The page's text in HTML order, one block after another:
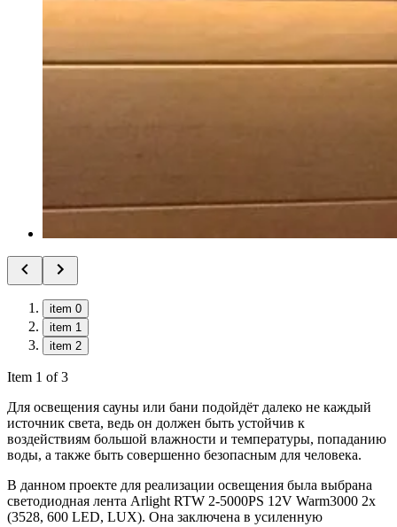
item 0
item 1
item 2
Item 1 of 3
Для освещения сауны или бани подойдёт далеко не каждый
источник света, ведь он должен быть устойчив к
воздействиям большой влажности и температуры, попаданию
воды, а также быть совершенно безопасным для человека.
В данном проекте для реализации освещения была выбрана
светодиодная лента Arlight RTW 2-5000PS 12V Warm3000 2x
(3528, 600 LED, LUX). Она заключена в усиленную